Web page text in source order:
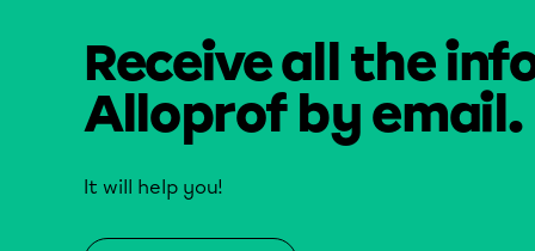
Receive all the
Alloprof by email.
It will help you!